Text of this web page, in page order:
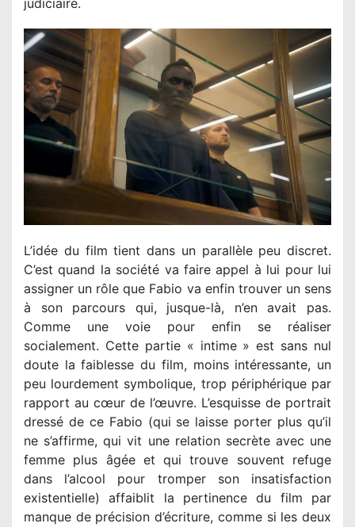
L’idée du film tient dans un parallèle peu discret.
C’est quand la société va faire appel à lui pour lui
assigner un rôle que Fabio va enfin trouver un sens
à son parcours qui, jusque-là, n’en avait pas.
Comme une voie pour enfin se réaliser
socialement. Cette partie « intime » est sans nul
doute la faiblesse du film, moins intéressante, un
peu lourdement symbolique, trop périphérique par
rapport au cœur de l’œuvre. L’esquisse de portrait
dressé de ce Fabio (qui se laisse porter plus qu’il
ne s’affirme, qui vit une relation secrète avec une
femme plus âgée et qui trouve souvent refuge
dans l’alcool pour tromper son insatisfaction
existentielle) affaiblit la pertinence du film par
manque de précision d’écriture, comme si les deux